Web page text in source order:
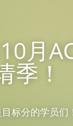
月
季！
标分的学员们